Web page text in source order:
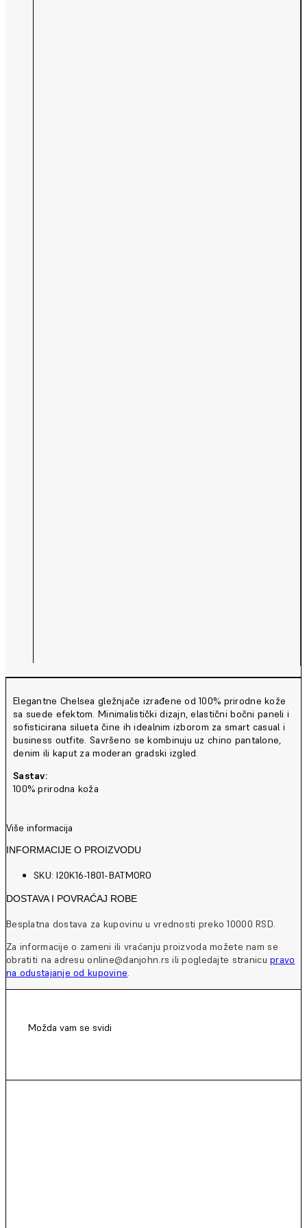
Elegantne Chelsea gležnjače izrađene od 100% prirodne kože
sa suede efektom. Minimalistički dizajn, elastični bočni paneli i
sofisticirana silueta čine ih idealnim izborom za smart casual i
business outfite. Savršeno se kombinuju uz chino pantalone,
denim ili kaput za moderan gradski izgled.
Sastav:
100% prirodna koža
Više informacija
INFORMACIJE O PROIZVODU
SKU: I20K16-1801-BATMORO
DOSTAVA I POVRAĆAJ ROBE
Besplatna dostava za kupovinu u vrednosti preko 10000 RSD.
Za informacije o zameni ili vraćanju proizvoda možete nam se
obratiti na adresu online@danjohn.rs ili pogledajte stranicupravo
na odustajanje od kupovine.
Možda vam se svidi